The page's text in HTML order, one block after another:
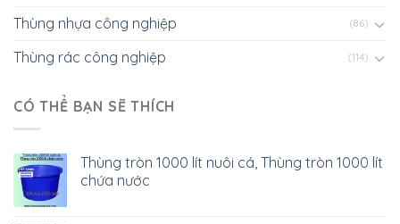
Thùng nhựa công nghiệp (86)
Thùng rác công nghiệp (114)
CÓ THỂ BẠN SẼ THÍCH
Thùng tròn 1000 lít nuôi cá, Thùng tròn 1000 lít
chứa nước